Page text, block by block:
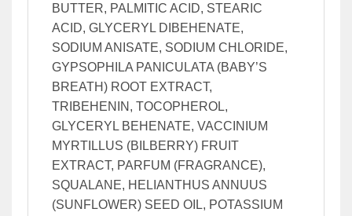
BUTTER, PALMITIC ACID, STEARIC
ACID, GLYCERYL DIBEHENATE,
SODIUM ANISATE, SODIUM CHLORIDE,
GYPSOPHILA PANICULATA (BABY’S
BREATH) ROOT EXTRACT,
TRIBEHENIN, TOCOPHEROL,
GLYCERYL BEHENATE, VACCINIUM
MYRTILLUS (BILBERRY) FRUIT
EXTRACT, PARFUM (FRAGRANCE),
SQUALANE, HELIANTHUS ANNUUS
(SUNFLOWER) SEED OIL, POTASSIUM